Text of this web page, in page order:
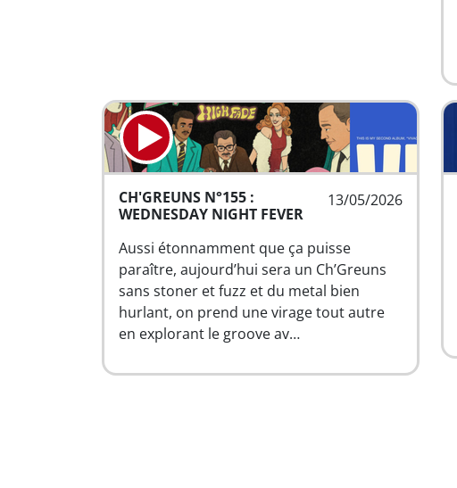
13/05/2026
CH'GREUNS N°155 :
WEDNESDAY NIGHT FEVER
Aussi étonnamment que ça puisse
paraître, aujourd’hui sera un Ch’Greuns
sans stoner et fuzz et du metal bien
hurlant, on prend une virage tout autre
en explorant le groove av…